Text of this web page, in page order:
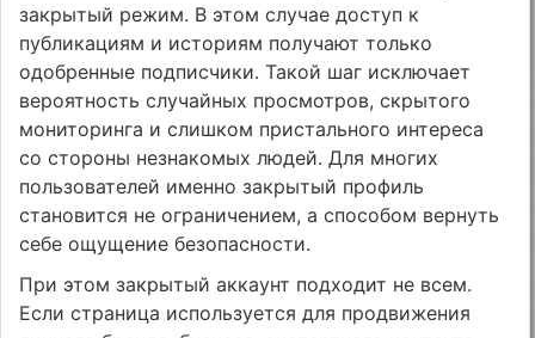
закрытый режим. В этом случае доступ к
публикациям и историям получают только
одобренные подписчики. Такой шаг исключает
вероятность случайных просмотров, скрытого
мониторинга и слишком пристального интереса
со стороны незнакомых людей. Для многих
пользователей именно закрытый профиль
становится не ограничением, а способом вернуть
себе ощущение безопасности.
При этом закрытый аккаунт подходит не всем.
Если страница используется для продвижения